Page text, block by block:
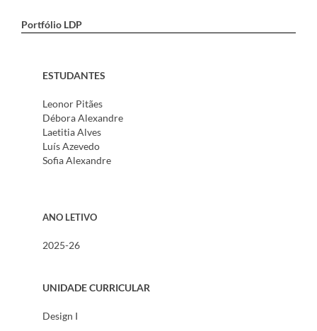
Portfólio LDP
ESTUDANTES
Leonor Pitães
Débora Alexandre
Laetitia Alves
Luís Azevedo
Sofia Alexandre
ANO LETIVO
2025-26
UNIDADE CURRICULAR
Design I